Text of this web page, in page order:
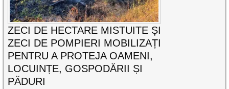
ZECI DE HECTARE MISTUITE ȘI
ZECI DE POMPIERI MOBILIZAȚI
PENTRU A PROTEJA OAMENI,
LOCUINȚE, GOSPODĂRII ȘI
PĂDURI